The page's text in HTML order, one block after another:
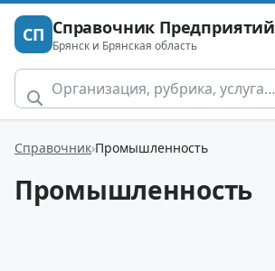
СП Справочник Предприятий
Брянск и Брянская область
Справочник Промышленность
Промышленность